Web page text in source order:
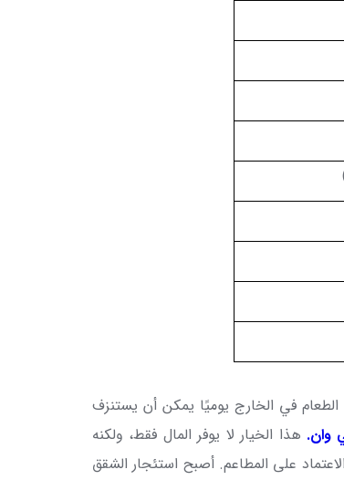
في الخارج يوميًا يمكن أن يستنزف
وان. هذا الخيار لا يوفر المال فقط، ولكنه
على المطاعم. أصبح استئجار الشقق